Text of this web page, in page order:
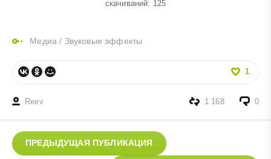
cкачиваний: 125
Медиа / Звуковые эффекты
1
Reev 0
1 168
ПРЕДЫДУЩАЯ ПУБЛИКАЦИЯ